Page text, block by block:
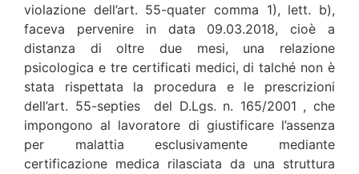
violazione dell’art. 55-quater comma 1), lett. b),
faceva pervenire in data 09.03.2018, cioè a
distanza di oltre due mesi, una relazione
psicologica e tre certificati medici, di talché non è
stata rispettata la procedura e le prescrizioni
dell’art. 55-septies del D.Lgs. n. 165/2001 , che
impongono al lavoratore di giustificare l’assenza
per malattia esclusivamente mediante
certificazione medica rilasciata da una struttura